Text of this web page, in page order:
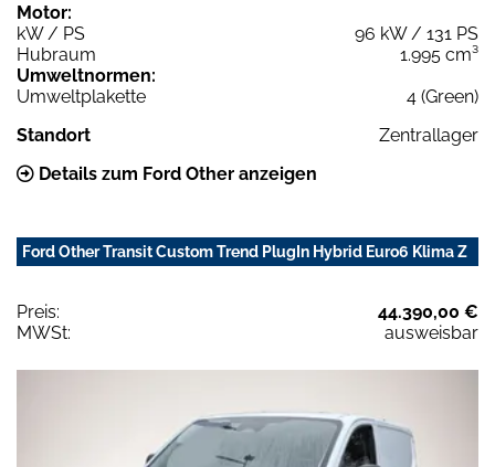
Motor:
kW / PS
96 kW / 131 PS
Hubraum
1.995 cm³
Umweltnormen:
Umweltplakette
4 (Green)
Standort
Zentrallager
Details zum Ford Other anzeigen
Ford Other Transit Custom Trend PlugIn Hybrid Euro6 Klima Z
Preis:
44.390,00 €
MWSt:
ausweisbar